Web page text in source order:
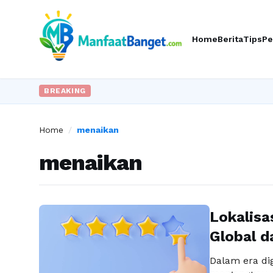
HomeBeritaTips
BREAKING
Home / menaikan
menaikan
Global
Dalam era